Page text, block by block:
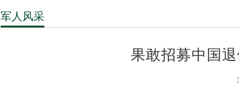
军人风采
果敢招募中国